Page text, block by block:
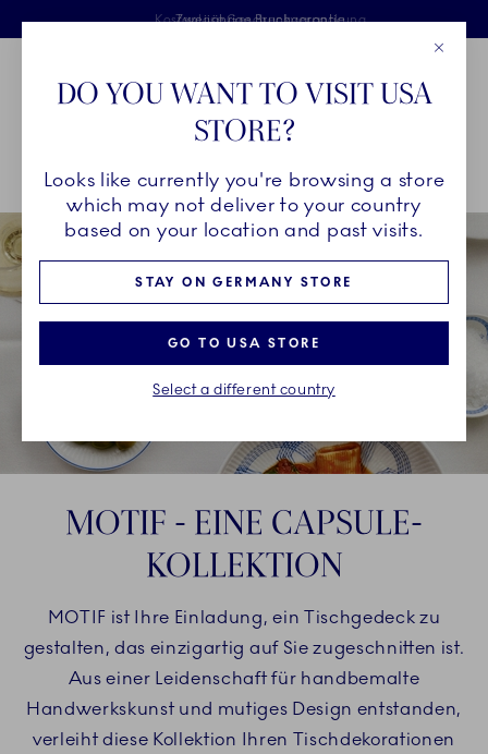
Sprunglinks
Kostenlose Lieferung für Bestellungen über 125 €
Kostenlose Geschenkverpackung
Zweijährige Bruchgarantie
Main Navigation
Breadcrumb Headlinesss
Startseite
Inspirationen Kollektionsgeschichten motif
MOTIF - EINE CAPSULE-
KOLLEKTION
MOTIF ist Ihre Einladung, ein Tischgedeck zu
gestalten, das einzigartig auf Sie zugeschnitten ist.
Aus einer Leidenschaft für handbemalte
Handwerkskunst und mutiges Design entstanden,
verleiht diese Kollektion Ihren Tischdekorationen
DO YOU WANT TO VISIT USA
STORE?
Looks like currently you're browsing a store
which may not deliver to your country
based on your location and past visits.
STAY ON GERMANY STORE
GO TO USA STORE
Select a different country